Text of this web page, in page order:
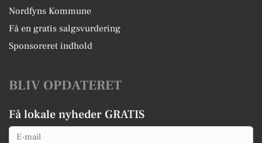
Nordfyns Kommune
Få en gratis salgsvurdering
Sponsoreret indhold
BLIV OPDATERET
Få lokale nyheder GRATIS
Email